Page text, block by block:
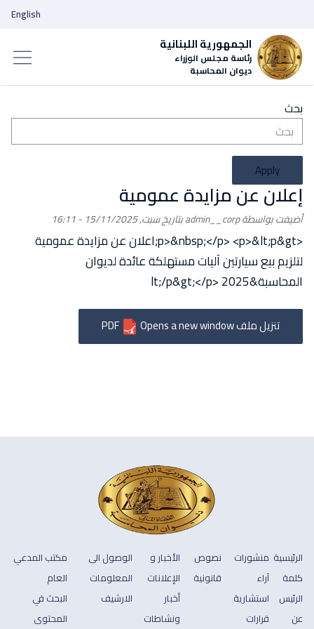
الجمهورية اللبنانية
رئاسة مجلس الوزراء
ديوان المحاسبة
English
بحث
Apply
إعلان عن مزايدة عمومية
أضيفت بواسطةadmin__corpبتاريخسبت, 15/11/2025 - 16:11
<p>&nbsp;</p> <p>&lt;p&gt;اعلان عن مزايدة عمومية
لتلزيم بيع سيارتين آليات مستهلكة عائدة لديوان
المحاسبة&lt;/p&gt;</p> 2025
تنزيل ملف PDFOpens a new window
الرئيسية
كلمة
الرئيس
عن
منشورات
آراء
استشارية
قرارات
نصوص
قانونية
الأخبار و
الإعلانات
أخبار
ونشاطات
الوصول الى
المعلومات
الارشيف
مكتب المدعي
العام
البحث في
المحتوى